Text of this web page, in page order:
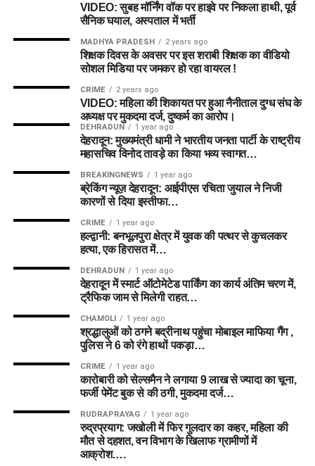
VIDEO: सुबह मॉर्निंग वॉक पर हाइवे पर निकला हाथी, पूर्व
सैनिक घयाल, अस्पताल में भर्ती
MADHYA PRADESH 2 years ago
शिक्षक दिवस के अवसर पर इस शराबी शिक्षक का वीडियो
सोशल मिडिया पर जमकर हो रहा वायरल !
CRIME 2 years ago
VIDEO: महिला की शिकायत पर हुआ नैनीताल दुग्ध संघ के
अध्यक्ष पर मुकदमा दर्ज, दुष्कर्म का आरोप।
DEHRADUN 1 year ago
देहरादून: मुख्यमंत्री धामी ने भारतीय जनता पार्टी के राष्ट्रीय
महासचिव विनोद तावड़े का किया भव्य स्वागत…
BREAKINGNEWS 1 year ago
ब्रेकिंग न्यूज़ देहरादून: आईपीएस रचिता जुयाल ने निजी
कारणों से दिया इस्तीफा…
CRIME 1 year ago
हल्द्वानी: बनभूलपुरा क्षेत्र में युवक की पत्थर से कुचलकर
हत्या, एक हिरासत में…
DEHRADUN 1 year ago
देहरादून में स्मार्ट ऑटोमेटेड पार्किंग का कार्य अंतिम चरण में,
ट्रैफिक जाम से मिलेगी राहत…
CHAMOLI 1 year ago
श्रद्धालुओं को ठगने बद्रीनाथ पहुंचा मोबाइल माफिया गैंग ,
पुलिस ने 6 को रंगे हाथों पकड़ा…
CRIME 1 year ago
कारोबारी को सेल्समैन ने लगाया 9 लाख से ज्यादा का चूना,
फर्जी पेमेंट बुक से की ठगी, मुकदमा दर्ज…
RUDRAPRAYAG 1 year ago
रुद्रप्रयाग: जखोली में फिर गुलदार का कहर, महिला की
मौत से दहशत, वन विभाग के खिलाफ ग्रामीणों में
आक्रोश….